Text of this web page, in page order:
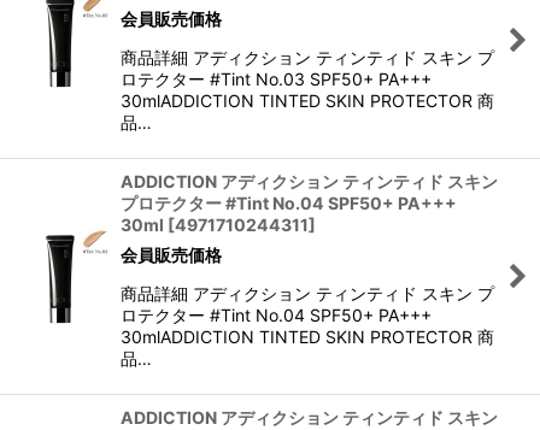
会員販売価格
商品詳細 アディクション ティンティド スキン プ
ロテクター #Tint No.03 SPF50+ PA+++
30mlADDICTION TINTED SKIN PROTECTOR 商
品…
ADDICTION アディクション ティンティド スキン
プロテクター #Tint No.04 SPF50+ PA+++
30ml [4971710244311]
会員販売価格
商品詳細 アディクション ティンティド スキン プ
ロテクター #Tint No.04 SPF50+ PA+++
30mlADDICTION TINTED SKIN PROTECTOR 商
品…
ADDICTION アディクション ティンティド スキン